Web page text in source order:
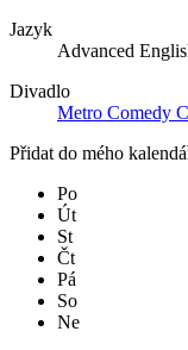
Jazyk
Advanced
Divadlo
Metro Comedy
Přidat do mého
Po
Út
St
Čt
Pá
So
Ne